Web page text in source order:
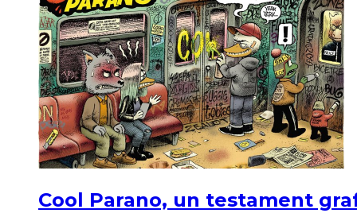
Cool Parano, un testament